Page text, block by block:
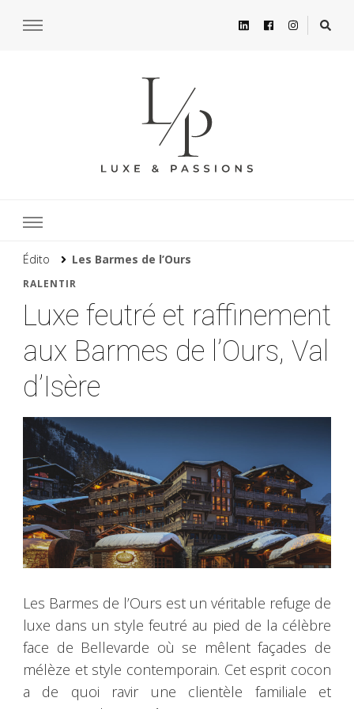
Édito Les Barmes de l’Ours
RALENTIR
Luxe feutré et raffinement
aux Barmes de l’Ours, Val
d’Isère
Les Barmes de l’Ours est un véritable refuge de
luxe dans un style feutré au pied de la célèbre
face de Bellevarde où se mêlent façades de
mélèze et style contemporain. Cet esprit cocon
a de quoi ravir une clientèle familiale et